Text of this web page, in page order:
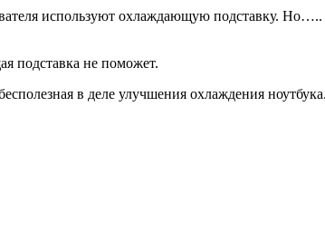
используют охлаждающую подставку. Но…..
подставка не поможет.
в деле улучшения охлаждения ноутбука.